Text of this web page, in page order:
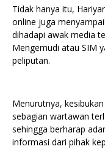
Tidak hanya itu,
online juga
dihadapi awak media
Mengemudi atau SIM
peliputan.
Menurutnya,
sebagian wartawan
sehingga berharap
informasi dari pihak